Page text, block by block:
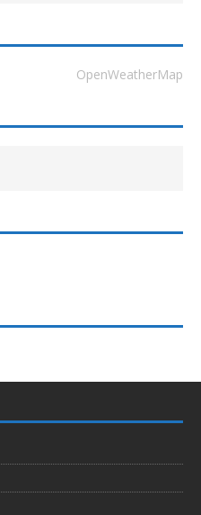
OpenWeatherMap